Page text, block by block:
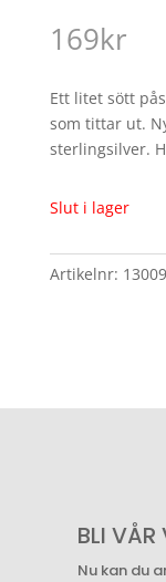
169kr
Ett litet sött
som tittar ut.
sterlingsilver.
Slut i lager
Artikelnr: 13009
BLI VÅR
Nu kan du